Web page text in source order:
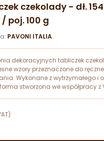
czekolady - dł. 154
poj. 100 g
PAVONI ITALIA
dekoracyjnych tabliczek
wzory przeznaczone do
Wykonane z wytrzymałego i
stworzona we współpracy z